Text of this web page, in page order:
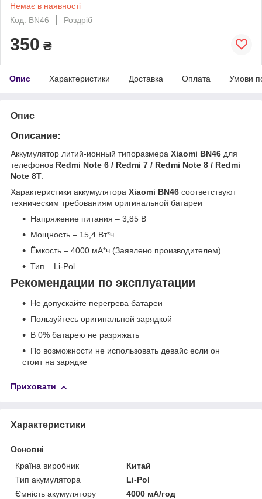
Немає в наявності
Код: BN46
Роздріб
350 ₴
Опис Характеристики Доставка Оплата Умови
Опис
Описание:
Аккумулятор литий-ионный типоразмера Xiaomi BN46 для
телефонов Redmi Note 6 / Redmi 7 / Redmi Note 8 / Redmi
Note 8T
Характеристики аккумулятора Xiaomi BN46 соответствуют
техническим требованиям оригинальной батареи
Напряжение питания – 3,85 В
Мощность – 15,4 Вт*ч
Ёмкость – 4000 мА*ч (Заявлено производителем)
Тип – Li-Pol
Рекомендации по эксплуатации
Не допускайте перегрева батареи
Пользуйтесь оригинальной зарядкой
В 0% батарею не разряжать
По возможности не использовать девайс если он
стоит на зарядке
Приховати
Характеристики
Основні
Країна виробник
Китай
Тип акумулятора
Li-Pol
Ємність акумулятору
4000 мА/год